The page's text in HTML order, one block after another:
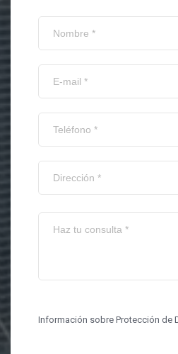
Información sobre Protección de